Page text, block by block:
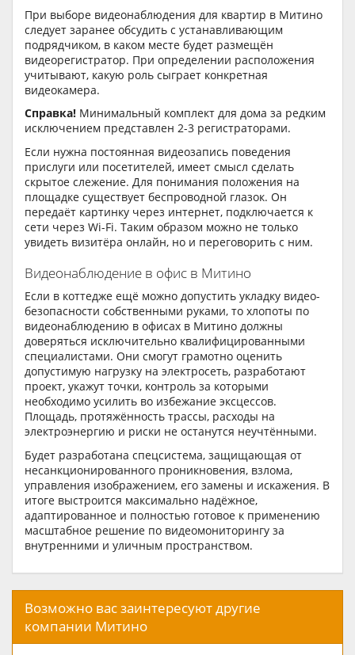
При выборе видеонаблюдения для квартир в Митино
следует заранее обсудить с устанавливающим
подрядчиком, в каком месте будет размещён
видеорегистратор. При определении расположения
учитывают, какую роль сыграет конкретная
видеокамера.
Справка! Минимальный комплект для дома за редким
исключением представлен 2-3 регистраторами.
Если нужна постоянная видеозапись поведения
прислуги или посетителей, имеет смысл сделать
скрытое слежение. Для понимания положения на
площадке существует беспроводной глазок. Он
передаёт картинку через интернет, подключается к
сети через Wi-Fi. Таким образом можно не только
увидеть визитёра онлайн, но и переговорить с ним.
Видеонаблюдение в офис в Митино
Если в коттедже ещё можно допустить укладку видео-
безопасности собственными руками, то хлопоты по
видеонаблюдению в офисах в Митино должны
доверяться исключительно квалифицированными
специалистами. Они смогут грамотно оценить
допустимую нагрузку на электросеть, разработают
проект, укажут точки, контроль за которыми
необходимо усилить во избежание эксцессов.
Площадь, протяжённость трассы, расходы на
электроэнергию и риски не останутся неучтёнными.
Будет разработана спецсистема, защищающая от
несанкционированного проникновения, взлома,
управления изображением, его замены и искажения. В
итоге выстроится максимально надёжное,
адаптированное и полностью готовое к применению
масштабное решение по видеомониторингу за
внутренними и уличным пространством.
Возможно вас заинтересуют другие
компании Митино